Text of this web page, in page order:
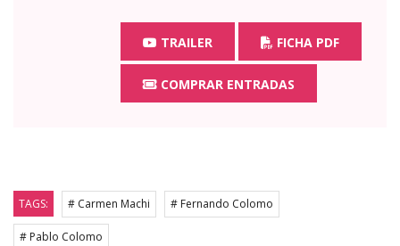
TRAILER FICHA PDF
COMPRAR ENTRADAS
TAGS: # Carmen Machi # Fernando Colomo
# Pablo Colomo